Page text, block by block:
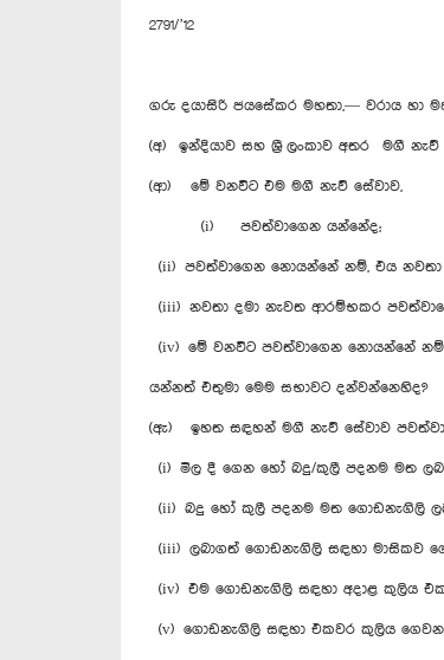
2791/’12
ගරු දයාසිරි ජයසේකර මහතා,— වරාය හා
(අ) ඉන්දියාව සහ ශ්‍රී ලංකාව අතර මගී
(ආ) මේ වනවිට එම මගී නැව් සේවාව,
(i) පවත්වාගෙන යන්නේද;
(ii) පවත්වාගෙන නොයන්නේ නම්, එය නවතා
(iii) නවතා දමා නැවත ආරම්භකර
(iv) මේ වනවිට පවත්වාගෙන නොයන්නේ
යන්නත් එතුමා මෙම සභාවට දන්වන්නෙහිද?
(ඇ) ඉහත සඳහන් මගී නැව් සේවාව පවත්වා
(i) මිල දී ගෙන හෝ බදු/කුලී පදනම මත
(ii) බදු හෝ කුලී පදනම මත ගොඩනැගිලි
(iii) ලබාගත් ගොඩනැගිලි සඳහා මාසිකව
(iv) එම ගොඩනැගිලි සඳහා අදාළ කුලිය
(v) ගොඩනැගිලි සඳහා එකවර කුලිය